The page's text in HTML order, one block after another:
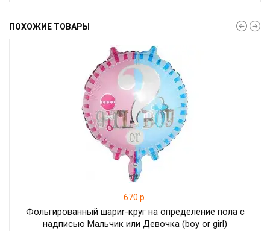
ПОХОЖИЕ ТОВАРЫ
670 р.
Фольгированный шариr-круг на определение пола с
надписью Мальчик или Девочка (boy or girl)